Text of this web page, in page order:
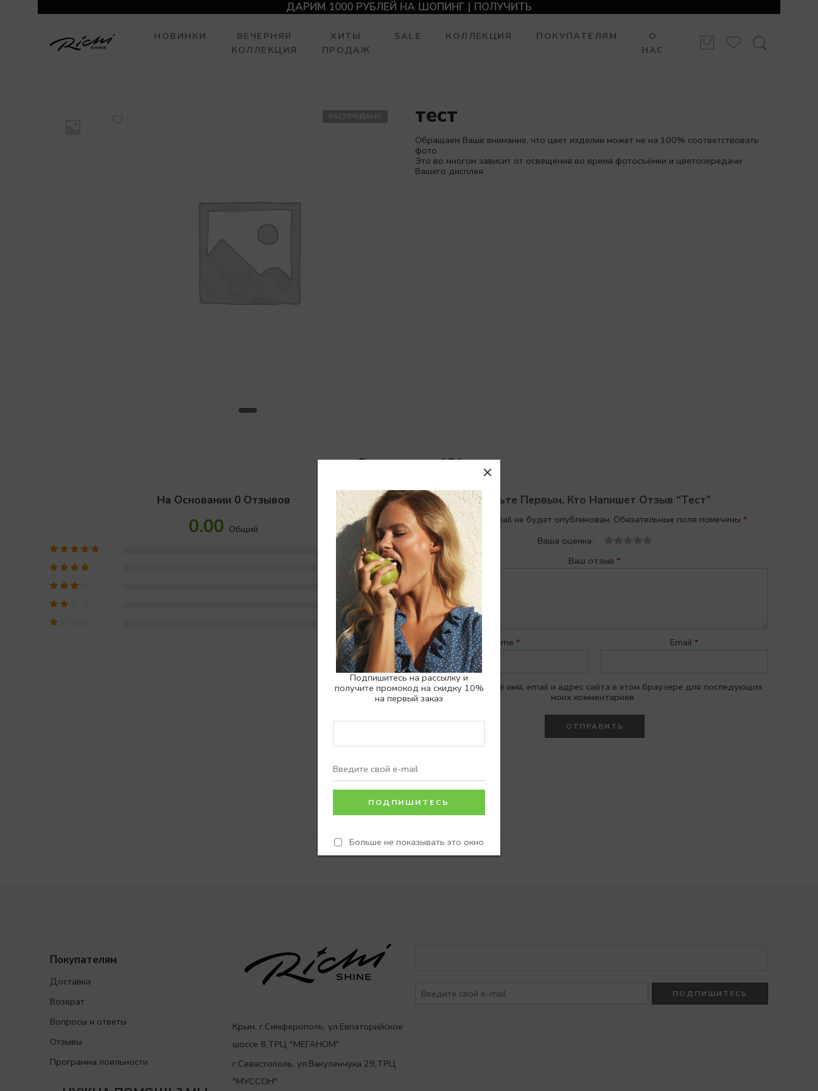
Подпишитесь на рассылку и
получите промокод на скидку 10%
на первый заказ
Больше не показывать это окно
ДАРИМ 1000 РУБЛЕЙ НА ШОПИНГ | ПОЛУЧИТЬ
НОВИНКИ
ВЕЧЕРНЯЯ
КОЛЛЕКЦИЯ
ХИТЫ
ПРОДАЖ
SALE КОЛЛЕКЦИЯ ПОКУПАТЕЛЯМ
О
НАС
РАСПРОДАНО тест
Обращаем Ваше внимание, что цвет изделия может не на 100% соответствовать
фото.
Это во многом зависит от освещения во время фотосъёмки и цветопередачи
Вашего дисплея.
Отзывы (0)
На Основании 0 Отзывов
0.00 Общий
0%
0%
0%
0%
0%
Будьте Первым, Кто Напишет Отзыв “тест”
Ваш адрес email не будет опубликован. Обязательные поля помечены *
Ваша оценка
из5
звёзд
звёзд
звёзд
Ваш отзыв *
Name * Email *
Сохранить моё имя, email и адрес сайта в этом браузере для последующих
моих комментариев.
Отзывы
Отзывов пока нет.
Покупателям
Доставка
Возврат
Вопросы и ответы
Отзывы
Программа лояльности
Крым, г.Симферополь, ул.Евпаторийское
шоссе 8,ТРЦ "МЕГАНОМ"
г.Севастополь, ул.Вакуленчука 29,ТРЦ
"МУССОН"